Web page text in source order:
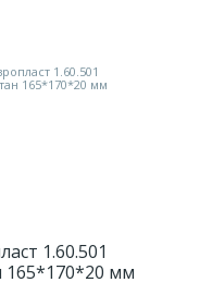
1.60.501
165*170*20 мм